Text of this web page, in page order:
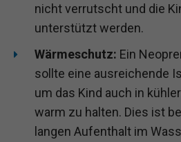
nicht verrutscht und die
unterstützt werden.
Wärmeschutz: Ein
sollte eine ausreichende
um das Kind auch in
warm zu halten. Dies ist
langen Aufenthalt im